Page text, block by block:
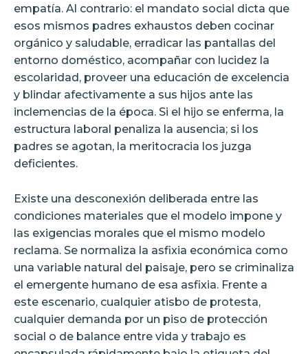
empatía. Al contrario: el mandato social dicta que
esos mismos padres exhaustos deben cocinar
orgánico y saludable, erradicar las pantallas del
entorno doméstico, acompañar con lucidez la
escolaridad, proveer una educación de excelencia
y blindar afectivamente a sus hijos ante las
inclemencias de la época. Si el hijo se enferma, la
estructura laboral penaliza la ausencia; si los
padres se agotan, la meritocracia los juzga
deficientes.
Existe una desconexión deliberada entre las
condiciones materiales que el modelo impone y
las exigencias morales que el mismo modelo
reclama. Se normaliza la asfixia económica como
una variable natural del paisaje, pero se criminaliza
el emergente humano de esa asfixia. Frente a
este escenario, cualquier atisbo de protesta,
cualquier demanda por un piso de protección
social o de balance entre vida y trabajo es